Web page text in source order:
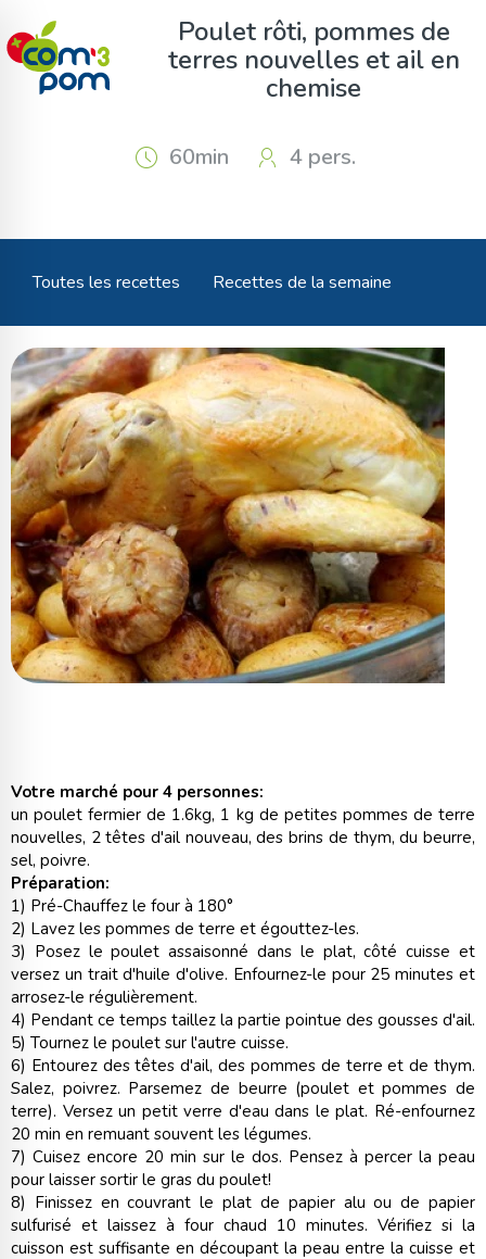
Poulet rôti, pommes de
terres nouvelles et ail en
chemise
60min 4 pers.
Toutes les recettes Recettes de la semaine
Votre marché pour 4 personnes:
un poulet fermier de 1.6kg, 1 kg de petites pommes de terre
nouvelles, 2 têtes d'ail nouveau, des brins de thym, du beurre,
sel, poivre.
Préparation:
1) Pré-Chauffez le four à 180°
2) Lavez les pommes de terre et égouttez-les.
3) Posez le poulet assaisonné dans le plat, côté cuisse et
versez un trait d'huile d'olive. Enfournez-le pour 25 minutes et
arrosez-le régulièrement.
4) Pendant ce temps taillez la partie pointue des gousses d'ail.
5) Tournez le poulet sur l'autre cuisse.
6) Entourez des têtes d'ail, des pommes de terre et de thym.
Salez, poivrez. Parsemez de beurre (poulet et pommes de
terre). Versez un petit verre d'eau dans le plat. Ré-enfournez
20 min en remuant souvent les légumes.
7) Cuisez encore 20 min sur le dos. Pensez à percer la peau
pour laisser sortir le gras du poulet!
8) Finissez en couvrant le plat de papier alu ou de papier
sulfurisé et laissez à four chaud 10 minutes. Vérifiez si la
cuisson est suffisante en découpant la peau entre la cuisse et